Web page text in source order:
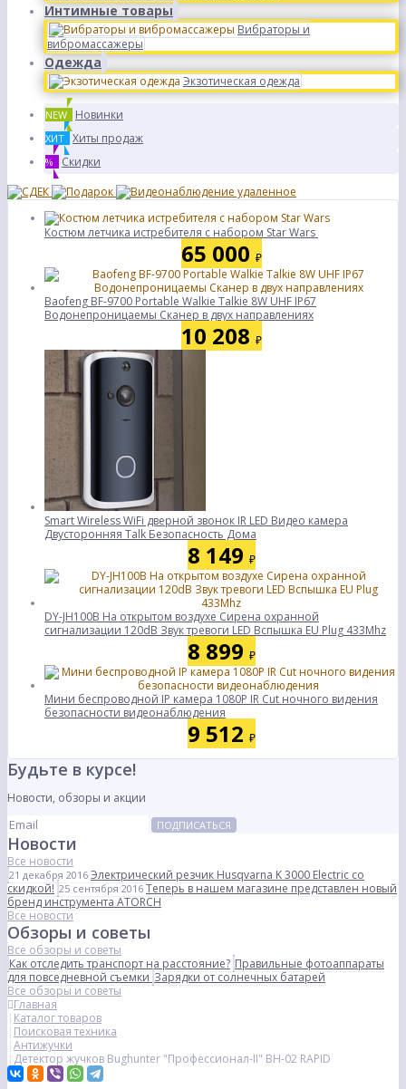
Интимные товары
Вибраторы и
вибромассажеры
Одежда
Экзотическая одежда
NEW Новинки
ХИТ Хиты продаж
% Скидки
Костюм летчика истребителя с набором Star Wars
65 000 ₽
Baofeng BF-9700 Portable Walkie Talkie 8W UHF IP67
Водонепроницаемы Сканер в двух направлениях
10 208 ₽
Smart Wireless WiFi дверной звонок IR LED Видео камера
Двусторонняя Talk Безопасность Дома
8 149 ₽
DY-JH100B На открытом воздухе Сирена охранной
сигнализации 120dB Звук тревоги LED Вспышка EU Plug 433Mhz
8 899 ₽
Мини беспроводной IP камера 1080P IR Cut ночного видения
безопасности видеонаблюдения
9 512 ₽
Будьте в курсе!
Новости, обзоры и акции
ПОДПИСАТЬСЯ
Новости
Все новости
21 декабря 2016 Электрический резчик Husqvarna K 3000 Electric со
скидкой! 25 сентября 2016 Теперь в нашем магазине представлен новый
бренд инструмента ATORCH
Все новости
Обзоры и советы
Все обзоры и советы
Как отследить транспорт на расстояние? Правильные фотоаппараты
для повседневной съемкиЗарядки от солнечных батарей
Все обзоры и советы
Главная
Каталог товаров
Поисковая техника
Антижучки
Детектор жучков Bughunter "Профессионал-II" BH-02 RAPID